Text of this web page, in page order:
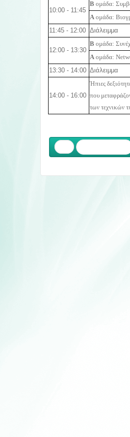
10:00 - 11:45
B ομάδα:
A ομάδα:
11:45 - 12:00 Διάλειμμα
12:00 - 13:30
B ομάδα:
A ομάδα:
13:30 - 14:00 Διάλειμμα
14:00 - 16:00
Ήπιες
που
των τεχνικών